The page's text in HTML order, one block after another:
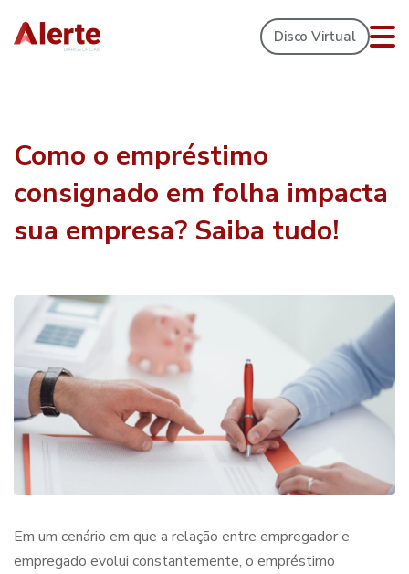
Disco Virtual
Como o empréstimo
consignado em folha impacta
sua empresa? Saiba tudo!
Em um cenário em que a relação entre empregador e
empregado evolui constantemente, o empréstimo